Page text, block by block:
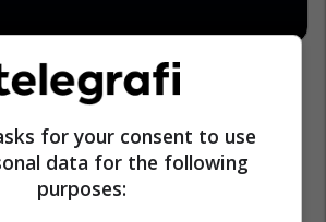
for your consent to use
data for the following
purposes: